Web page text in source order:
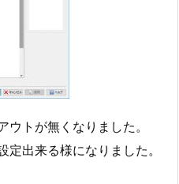
ウトが無くなりました。
定出来る様になりました。